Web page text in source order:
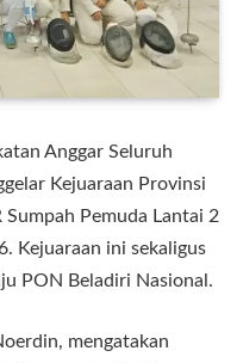
Anggar Seluruh
Kejuaraan Provinsi
Pemuda Lantai 2
Kejuaraan ini sekaligus
PON Beladiri Nasional.
mengatakan